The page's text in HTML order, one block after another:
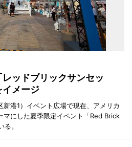
ッドブリックサンセッ
イメージ
港1）イベント広場で現在、アメリカ
マにした夏季限定イベント「Red Brick
。